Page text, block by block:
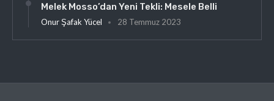
Melek Mosso’dan Yeni Tekli: Mesele Belli
Onur Şafak Yücel 28 Temmuz 2023